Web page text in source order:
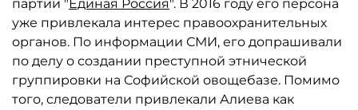
партии " Единая Россия". В 2016 году его персона
уже привлекала интерес правоохранительных
органов. По информации СМИ, его допрашивали
по делу о создании преступной этнической
группировки на Софийской овощебазе. Помимо
того, следователи привлекали Алиева как